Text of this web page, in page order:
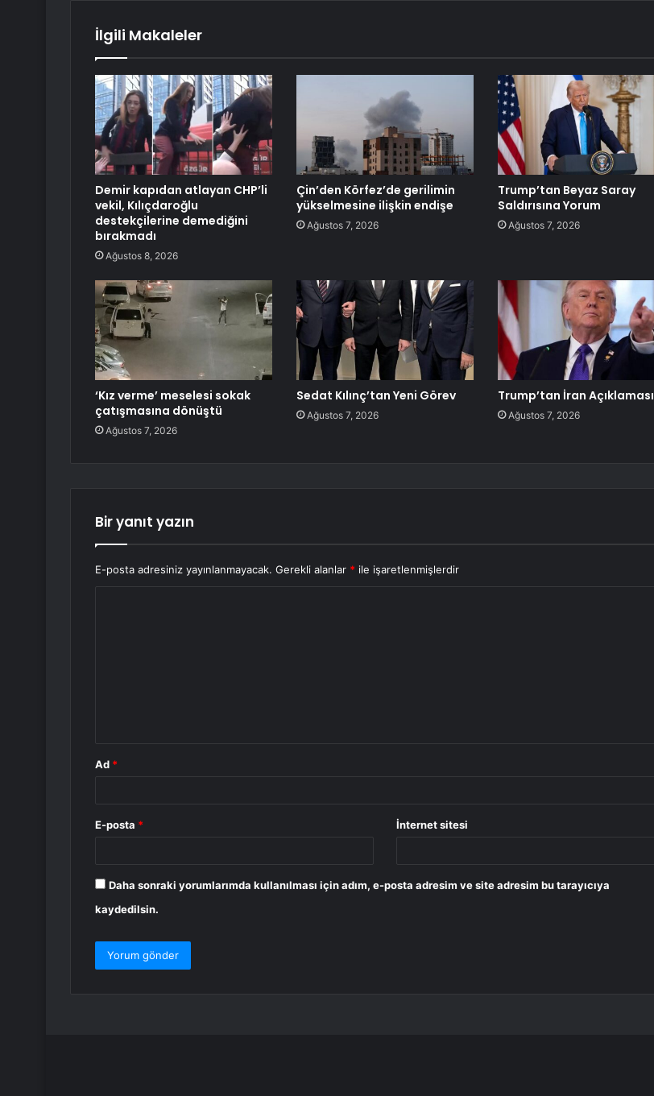
İlgili Makaleler
Demir kapıdan atlayan CHP’li
vekil, Kılıçdaroğlu
destekçilerine demediğini
bırakmadı
Ağustos 8, 2026
Çin’den Körfez’de gerilimin
yükselmesine ilişkin endişe
Ağustos 7, 2026
Trump’tan Beyaz Saray
Saldırısına Yorum
Ağustos 7, 2026
‘Kız verme’ meselesi sokak
çatışmasına dönüştü
Ağustos 7, 2026
Sedat Kılınç’tan Yeni Görev
Ağustos 7, 2026
Trump’tan İran Açıklaması
Ağustos 7, 2026
Bir yanıt yazın
E-posta adresiniz yayınlanmayacak. Gerekli alanlar * ile işaretlenmişlerdir
Ad *
E-posta * İnternet sitesi
Daha sonraki yorumlarımda kullanılması için adım, e-posta adresim ve site adresim bu tarayıcıya
kaydedilsin.